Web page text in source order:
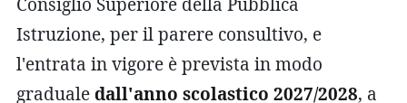
Istruzione, per il parere consultivo, e
l'entrata in vigore è prevista in modo
gradualedall'anno scolastico 2027/2028, a